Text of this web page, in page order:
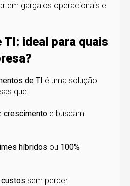
em gargalos operacionais e
TI: ideal para quais
de TI é uma solução
que:
crescimento e buscam
híbridos ou 100%
sem perder